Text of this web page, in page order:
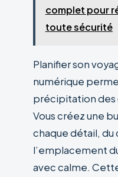
complet pour
toute sécurité
Planifier son
numérique
précipitation des
Vous créez une
chaque détail, du
l’emplacement
avec calme.